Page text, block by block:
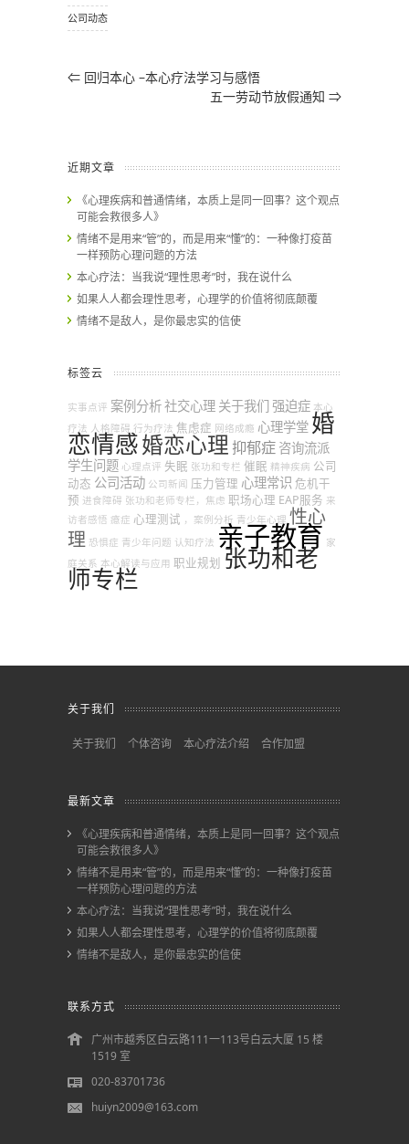
公司动态
⇐ 回归本心 –本心疗法学习与感悟
五一劳动节放假通知 ⇒
近期文章
《心理疾病和普通情绪，本质上是同一回事？这个观点
可能会救很多人》
情绪不是用来“管”的，而是用来“懂”的：一种像打疫苗
一样预防心理问题的方法
本心疗法：当我说“理性思考”时，我在说什么
如果人人都会理性思考，心理学的价值将彻底颠覆
情绪不是敌人，是你最忠实的信使
标签云
实事点评 案例分析社交心理 关于我们 强迫症 本心
疗法 人格障碍 行为疗法 焦虑症 网络成瘾 心理学堂 婚
恋情感婚恋心理 抑郁症 咨询流派
学生问题 心理点评 失眠 张功和专栏 催眠 精神疾病 公司
动态 公司活动 公司新闻 压力管理 心理常识 危机干
预 进食障碍 张功和老师专栏，焦虑 职场心理 EAP服务 来
访者感悟 癔症 心理测试 ，案例分析 青少年心理 性心
理 恐惧症 青少年问题 认知疗法 亲子教育 家
庭关系 本心解读与应用 职业规划 张功和老
师专栏
关于我们
关于我们 个体咨询 本心疗法介绍 合作加盟
最新文章
《心理疾病和普通情绪，本质上是同一回事？这个观点
可能会救很多人》
情绪不是用来“管”的，而是用来“懂”的：一种像打疫苗
一样预防心理问题的方法
本心疗法：当我说“理性思考”时，我在说什么
如果人人都会理性思考，心理学的价值将彻底颠覆
情绪不是敌人，是你最忠实的信使
联系方式
广州市越秀区白云路111一113号白云大厦 15 楼
1519 室
020-83701736
huiyn2009@163.com